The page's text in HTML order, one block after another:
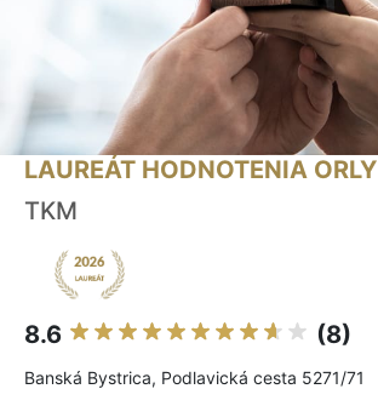
LAUREÁT HODNOTENIA ORLY
TKM
8.6 (8)
Banská Bystrica, Podlavická cesta 5271/71